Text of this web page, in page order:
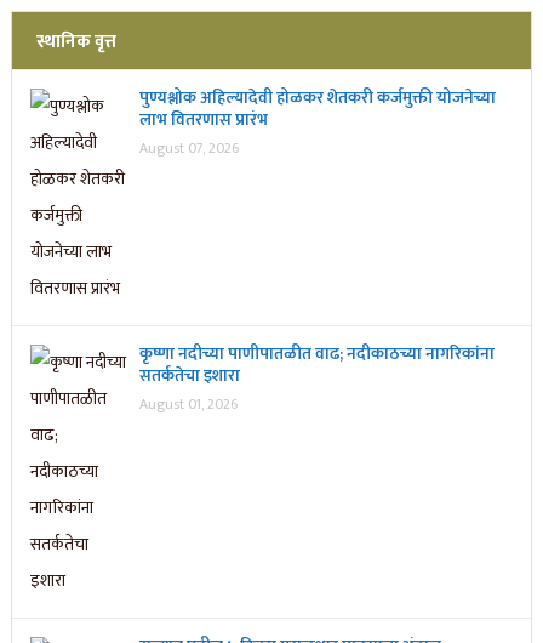
स्थानिक वृत्त
पुण्यश्लोक अहिल्यादेवी होळकर शेतकरी कर्जमुक्ती योजनेच्या
लाभ वितरणास प्रारंभ
August 07, 2026
कृष्णा नदीच्या पाणीपातळीत वाढ; नदीकाठच्या नागरिकांना
सतर्कतेचा इशारा
August 01, 2026